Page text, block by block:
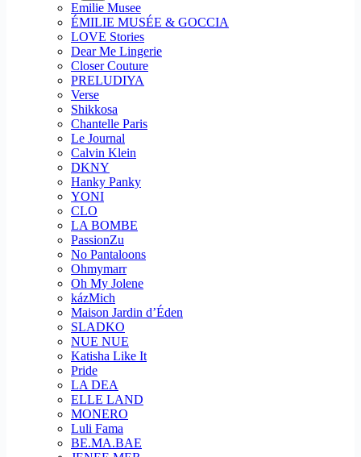
Emilie Musee
ÉMILIE MUSÉE & GOCCIA
LOVE Stories
Dear Me Lingerie
Closer Couture
PRELUDIYA
Verse
Shikkosa
Chantelle Paris
Le Journal
Calvin Klein
DKNY
Hanky Panky
YONI
CLO
LA BOMBE
PassionZu
No Pantaloons
Ohmymarr
Oh My Jolene
kázMich
Maison Jardin d’Éden
SLADKO
NUE NUE
Katisha Like It
Pride
LA DEA
ELLE LAND
MONERO
Luli Fama
BE.MA.BAE